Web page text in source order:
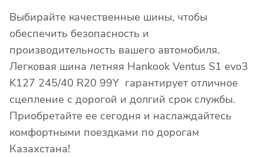
Выбирайте качественные шины, чтобы
обеспечить безопасность и
производительность вашего автомобиля.
Легковая шина летняя Hankook Ventus S1 evo3
K127 245/40 R20 99Y гарантирует отличное
сцепление с дорогой и долгий срок службы.
Приобретайте ее сегодня и наслаждайтесь
комфортными поездками по дорогам
Казахстана!